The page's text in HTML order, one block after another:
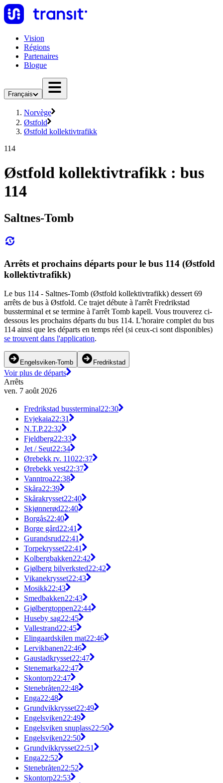
Vision
Régions
Partenaires
Blogue
Français
Norvège
Østfold
Østfold kollektivtrafikk
114
Østfold kollektivtrafikk : bus
114
Saltnes-Tomb
Arrêts et prochains départs pour le bus 114 (Østfold
kollektivtrafikk)
Le bus 114 - Saltnes-Tomb (Østfold kollektivtrafikk) dessert 69
arrêts de bus à Østfold. Ce trajet débute à l'arrêt Fredrikstad
bussterminal et se termine à l'arrêt Tomb kapell. Vous trouverez ci-
dessous les prochains départs du bus 114. L'horaire complet du bus
114 ainsi que les départs en temps réel (si ceux-ci sont disponibles)
se trouvent dans l'application.
Engelsviken-Tomb Fredrikstad
Voir plus de départs
Arrêts
ven. 7 août 2026
Fredrikstad bussterminal22:30
Evjekaia22:31
N.T.P.22:32
Fjeldberg22:33
Jet / Seut22:34
Ørebekk rv. 11022:37
Ørebekk vest22:37
Vanntroa22:38
Skåra22:39
Skårakrysset22:40
Skjønnerød22:40
Borgås22:40
Borge gård22:41
Gurandsrud22:41
Torpekrysset22:41
Kolbergbakken22:42
Gjølberg bilverksted22:42
Vikanekrysset22:43
Mosikk22:43
Smedbakken22:43
Gjølbergtoppen22:44
Huseby sag22:45
Vallestrand22:45
Elingaardskilen mat22:46
Lervikbanen22:46
Gaustadkrysset22:47
Stenemarka22:47
Skontorp22:47
Stenebråten22:48
Enga22:48
Grundvikkrysset22:49
Engelsviken22:49
Engelsviken snuplass22:50
Engelsviken22:50
Grundvikkrysset22:51
Enga22:52
Stenebråten22:52
Skontorp22:53